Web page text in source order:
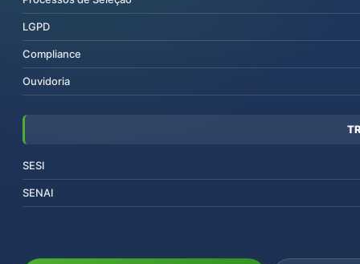
LGPD
Compliance
Ouvidoria
SESI
SENAI